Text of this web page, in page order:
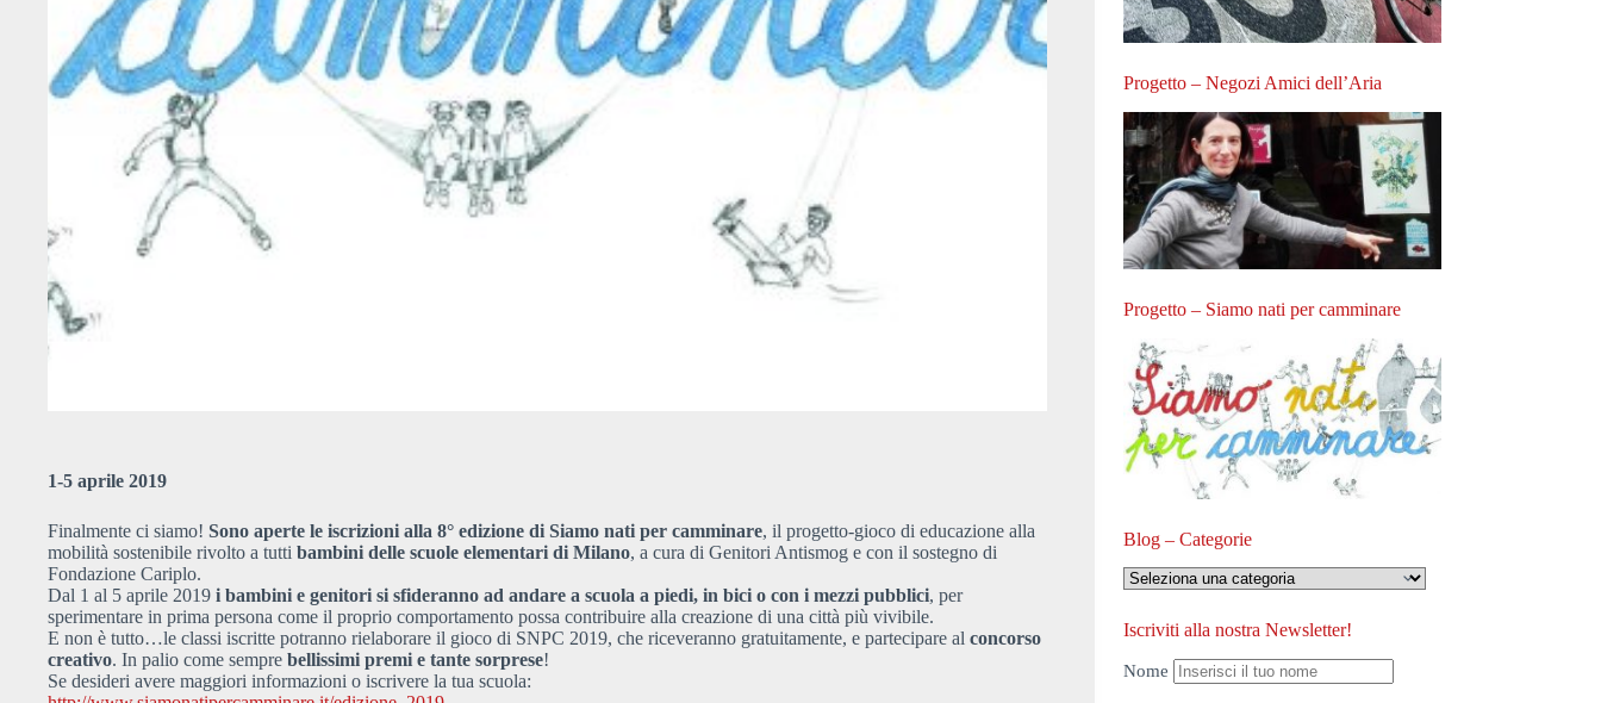
1-5 aprile 2019
Finalmente ci siamo! Sono aperte le iscrizioni alla 8° edizione di Siamo nati per camminare, il progetto-gioco di educazione alla
mobilità sostenibile rivolto a tutti bambini delle scuole elementari di Milano, a cura di Genitori Antismog e con il sostegno di
Fondazione Cariplo.
Dal 1 al 5 aprile 2019 i bambini e genitori si sfideranno ad andare a scuola a piedi, in bici o con i mezzi pubblici, per
sperimentare in prima persona come il proprio comportamento possa contribuire alla creazione di una città più vivibile.
E non è tutto…le classi iscritte potranno rielaborare il gioco di SNPC 2019, che riceveranno gratuitamente, e partecipare al concorso
creativo. In palio come sempre bellissimi premi e tante sorprese!
Se desideri avere maggiori informazioni o iscrivere la tua scuola:
Progetto – Negozi Amici dell’Aria
Progetto – Siamo nati per camminare
Blog – Categorie
Blog
–
Iscriviti alla nostra Newsletter!
Nome